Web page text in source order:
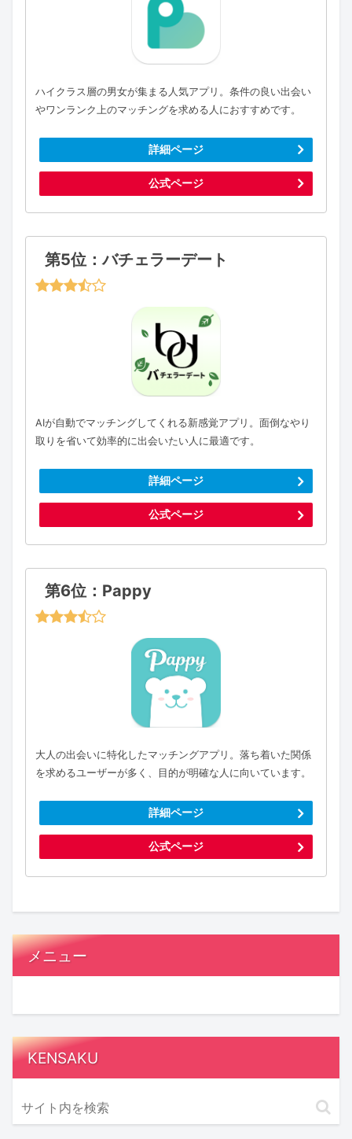
ハイクラス層の男女が集まる人気アプリ。条件の良い出会い
やワンランク上のマッチングを求める人におすすめです。
詳細ページ
公式ページ
第5位：バチェラーデート
AIが自動でマッチングしてくれる新感覚アプリ。面倒なやり
取りを省いて効率的に出会いたい人に最適です。
詳細ページ
公式ページ
第6位：Pappy
大人の出会いに特化したマッチングアプリ。落ち着いた関係
を求めるユーザーが多く、目的が明確な人に向いています。
詳細ページ
公式ページ
メニュー
KENSAKU